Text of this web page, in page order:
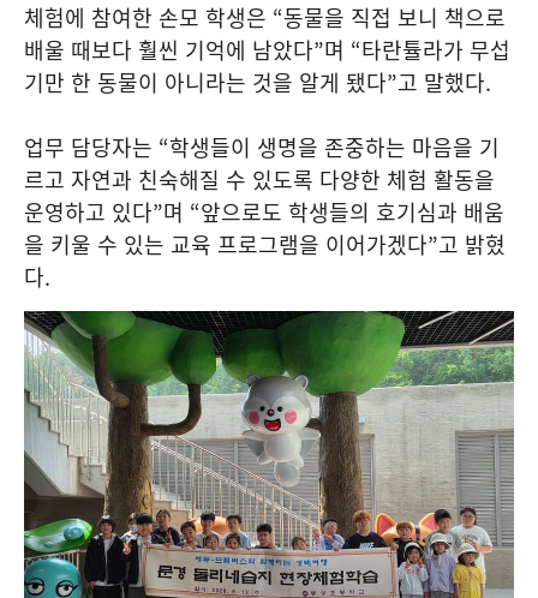
체험에 참여한 손모 학생은 “동물을 직접 보니 책으로
배울 때보다 훨씬 기억에 남았다”며 “타란튤라가 무섭
기만 한 동물이 아니라는 것을 알게 됐다”고 말했다.
업무 담당자는 “학생들이 생명을 존중하는 마음을 기
르고 자연과 친숙해질 수 있도록 다양한 체험 활동을
운영하고 있다”며 “앞으로도 학생들의 호기심과 배움
을 키울 수 있는 교육 프로그램을 이어가겠다”고 밝혔
다.